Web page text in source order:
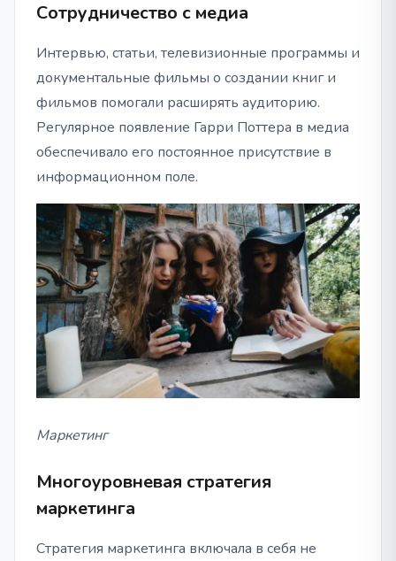
Сотрудничество с медиа
Интервью, статьи, телевизионные программы и
документальные фильмы о создании книг и
фильмов помогали расширять аудиторию.
Регулярное появление Гарри Поттера в медиа
обеспечивало его постоянное присутствие в
информационном поле.
Маркетинг
Многоуровневая стратегия
маркетинга
Стратегия маркетинга включала в себя не